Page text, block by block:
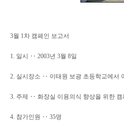
3월 1차 캠페인 보고서
1. 일시 ‥ 2003년 3월 8일
2. 실시장소 ‥ 이태원 보광 초등학교에서
3. 주제 ‥ 화장실 이용의식 향상을 위한 캠
4. 참가인원 ‥ 35명